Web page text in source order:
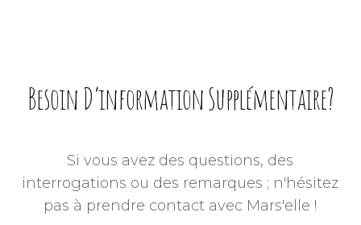
Besoin D’information Supplémentaire?
Si vous avez des questions, des
interrogations ou des remarques ; n'hésitez
pas à prendre contact avec Mars'elle !